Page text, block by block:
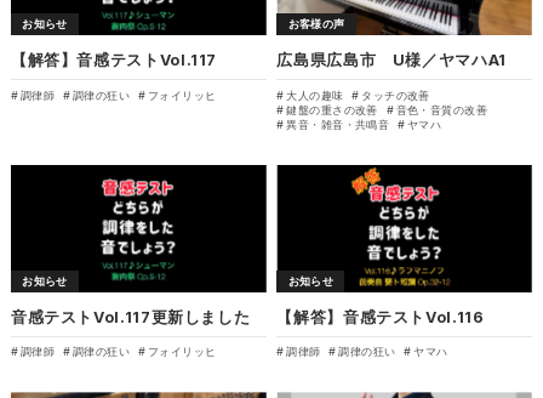
お知らせ
【解答】音感テストVol.117
調律師 調律の狂い フォイリッヒ
お客様の声
広島県広島市 U様／ヤマハA1
大人の趣味
タッチの改善
鍵盤の重さの改善
音色・音質の改善
異音・雑音・共鳴音
ヤマハ
お知らせ
音感テストVol.117更新しました
調律師 調律の狂い フォイリッヒ
お知らせ
【解答】音感テストVol.116
調律師 調律の狂い ヤマハ